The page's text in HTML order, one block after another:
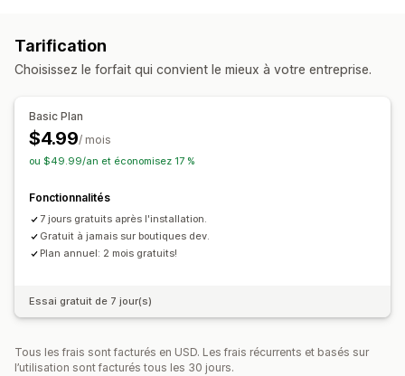
Réductions en pourcentage
Réductions au paiement
Automatisations
Tarification
Choisissez le forfait qui convient le mieux à votre entreprise.
Basic Plan
$4.99/ mois
ou $49.99/an et économisez 17 %
Fonctionnalités
7 jours gratuits après l'installation.
Gratuit à jamais sur boutiques dev.
Plan annuel: 2 mois gratuits!
Essai gratuit de 7 jour(s)
Tous les frais sont facturés en USD. Les frais récurrents et basés sur
l’utilisation sont facturés tous les 30 jours.